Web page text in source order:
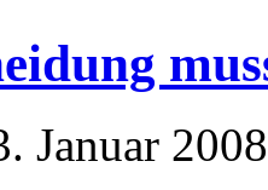
Januar 2008